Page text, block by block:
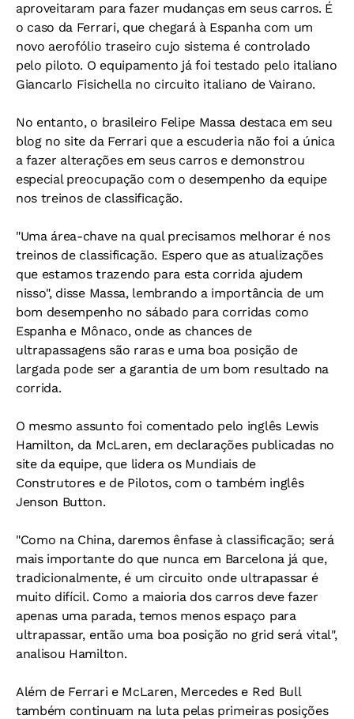
aproveitaram para fazer mudanças em seus carros. É
o caso da Ferrari, que chegará à Espanha com um
novo aerofólio traseiro cujo sistema é controlado
pelo piloto. O equipamento já foi testado pelo italiano
Giancarlo Fisichella no circuito italiano de Vairano.
No entanto, o brasileiro Felipe Massa destaca em seu
blog no site da Ferrari que a escuderia não foi a única
a fazer alterações em seus carros e demonstrou
especial preocupação com o desempenho da equipe
nos treinos de classificação.
"Uma área-chave na qual precisamos melhorar é nos
treinos de classificação. Espero que as atualizações
que estamos trazendo para esta corrida ajudem
nisso", disse Massa, lembrando a importância de um
bom desempenho no sábado para corridas como
Espanha e Mônaco, onde as chances de
ultrapassagens são raras e uma boa posição de
largada pode ser a garantia de um bom resultado na
corrida.
O mesmo assunto foi comentado pelo inglês Lewis
Hamilton, da McLaren, em declarações publicadas no
site da equipe, que lidera os Mundiais de
Construtores e de Pilotos, com o também inglês
Jenson Button.
"Como na China, daremos ênfase à classificação; será
mais importante do que nunca em Barcelona já que,
tradicionalmente, é um circuito onde ultrapassar é
muito difícil. Como a maioria dos carros deve fazer
apenas uma parada, temos menos espaço para
ultrapassar, então uma boa posição no grid será vital",
analisou Hamilton.
Além de Ferrari e McLaren, Mercedes e Red Bull
também continuam na luta pelas primeiras posições